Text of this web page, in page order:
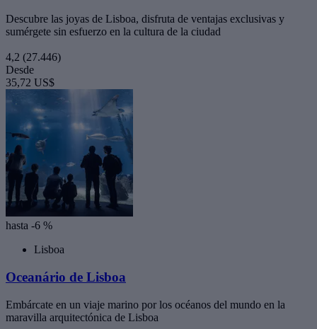
Descubre las joyas de Lisboa, disfruta de ventajas exclusivas y
sumérgete sin esfuerzo en la cultura de la ciudad
4,2 (27.446)
Desde
35,72 US$
hasta -6 %
Lisboa
Oceanário de Lisboa
Embárcate en un viaje marino por los océanos del mundo en la
maravilla arquitectónica de Lisboa